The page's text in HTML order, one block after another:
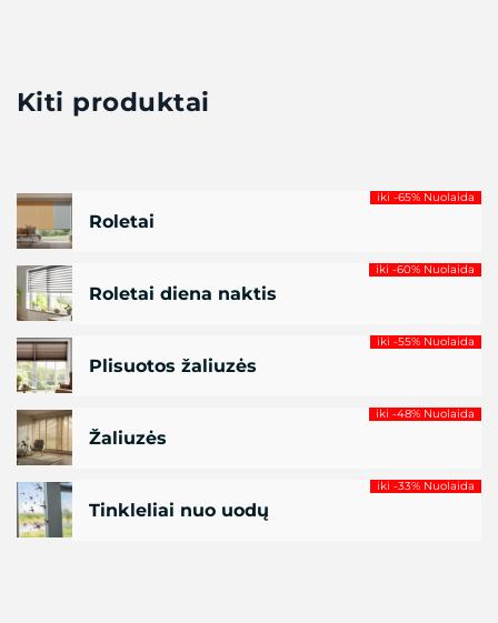
Kiti produktai
Roletai
iki -65% Nuolaida
Roletai diena naktis
iki -60% Nuolaida
Plisuotos žaliuzės
iki -55% Nuolaida
Žaliuzės
iki -48% Nuolaida
Tinkleliai nuo uodų
iki -33% Nuolaida